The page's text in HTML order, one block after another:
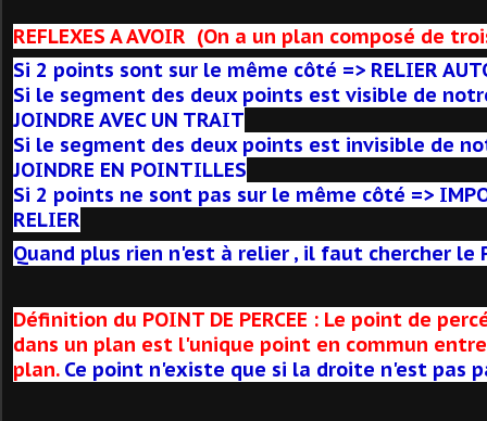
REFLEXES A AVOIR (On a un plan composé de
Si 2 points sont sur le même côté => RELIER
Si le segment des deux points est visible de
JOINDRE AVEC UN TRAIT
Si le segment des deux points est invisible de
JOINDRE EN POINTILLES
Si 2 points ne sont pas sur le même côté =>
RELIER
Quand plus rien n'est à relier , il faut chercher le
Définition du POINT DE PERCEE : Le point de
dans un plan est l'unique point en commun
plan. Ce point n'existe que si la droite n'est pas